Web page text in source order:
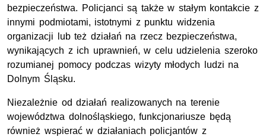
bezpieczeństwa. Policjanci są także w stałym kontakcie z
innymi podmiotami, istotnymi z punktu widzenia
organizacji lub też działań na rzecz bezpieczeństwa,
wynikających z ich uprawnień, w celu udzielenia szeroko
rozumianej pomocy podczas wizyty młodych ludzi na
Dolnym Śląsku.
Niezależnie od działań realizowanych na terenie
województwa dolnośląskiego, funkcjonariusze będą
również wspierać w działaniach policjantów z